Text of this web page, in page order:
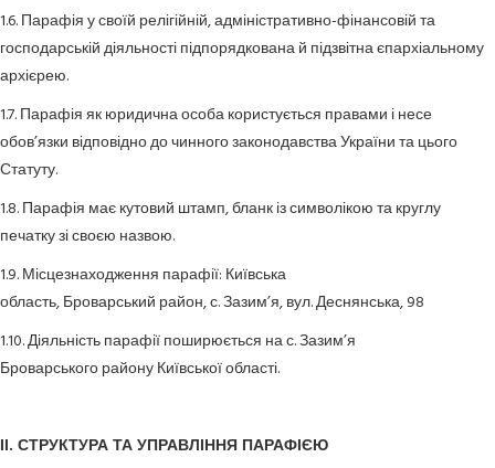
1.6. Парафія у своїй релігійній, адміністративно-фінансовій та
господарській діяльності підпорядкована й підзвітна єпархіальному
архієрею.
1.7. Парафія як юридична особа користується правами і несе
обов’язки відповідно до чинного законодавства України та цього
Статуту.
1.8. Парафія має кутовий штамп, бланк із символікою та круглу
печатку зі своєю назвою.
1.9. Місцезнаходження парафії: Київська
область, Броварський район, с. Зазим’я, вул. Деснянська, 98
1.10. Діяльність парафії поширюється на с. Зазим’я
Броварського району Київської області.
ІІ. СТРУКТУРА ТА УПРАВЛІННЯ ПАРАФІЄЮ